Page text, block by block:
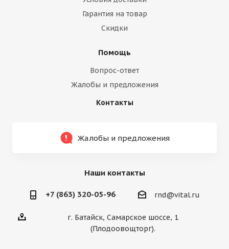
Гарантия на товар
Скидки
Помощь
Вопрос-ответ
Жалобы и предложения
Контакты
Жалобы и предложения
Наши контакты
+7 (863) 320-05-96 rnd@vital.ru
г. Батайск, Самарское шоссе, 1
(Плодоовощторг).